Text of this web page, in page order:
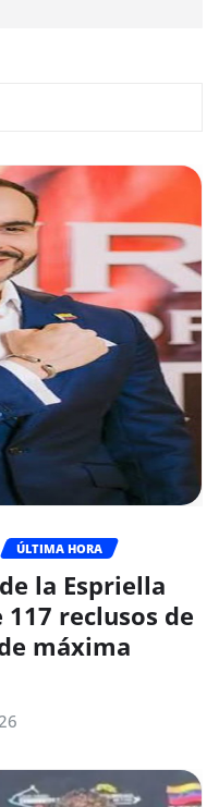
ÚLTIMA HORA
la Espriella
reclusos de
máxima